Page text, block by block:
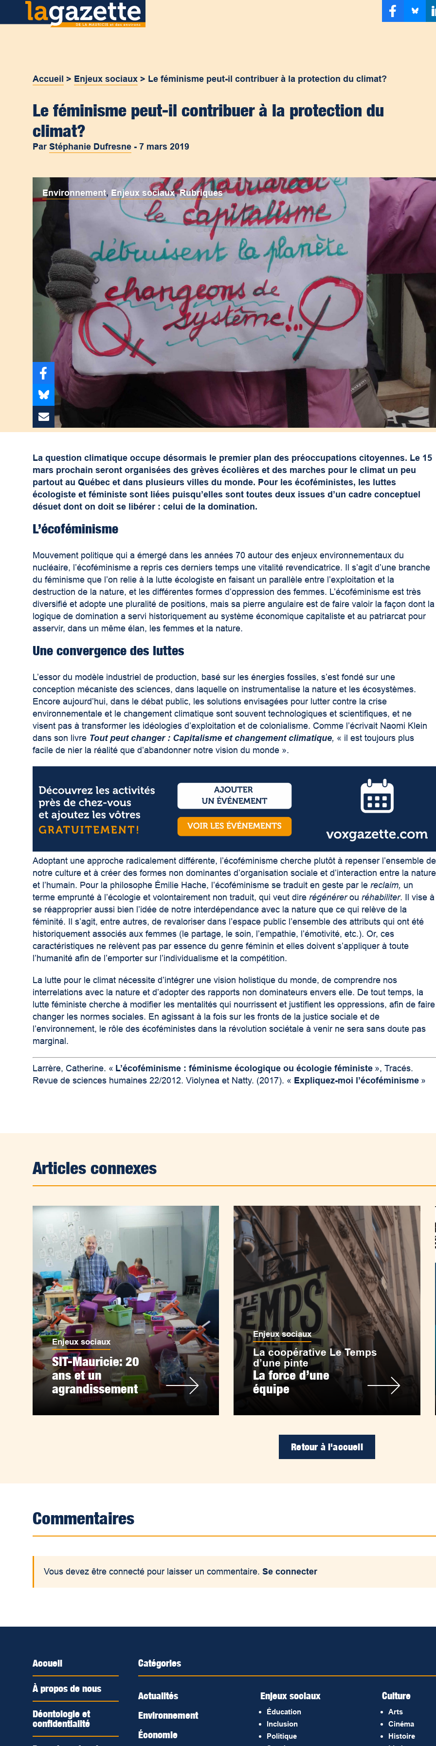
Accueil > Enjeux sociaux > Le féminisme peut-il contribuer à la protection du climat?
Le féminisme peut-il contribuer à la protection du
climat?
ParStéphanie Dufresne -7 mars 2019
Environnement, Enjeux sociaux,Rubriques
La question climatique occupe désormais le premier plan des préoccupations citoyennes. Le 15
mars prochain seront organisées des grèves écolières et des marches pour le climat un peu
partout au Québec et dans plusieurs villes du monde. Pour les écoféministes, les luttes
écologiste et féministe sont liées puisqu’elles sont toutes deux issues d’un cadre conceptuel
désuet dont on doit se libérer : celui de la domination.
L’écoféminisme
Mouvement politique qui a émergé dans les années 70 autour des enjeux environnementaux du
nucléaire, l’écoféminisme a repris ces derniers temps une vitalité revendicatrice. Il s’agit d’une branche
du féminisme que l’on relie à la lutte écologiste en faisant un parallèle entre l’exploitation et la
destruction de la nature, et les différentes formes d’oppression des femmes. L’écoféminisme est très
diversifié et adopte une pluralité de positions, mais sa pierre angulaire est de faire valoir la façon dont la
logique de domination a servi historiquement au système économique capitaliste et au patriarcat pour
asservir, dans un même élan, les femmes et la nature.
Une convergence des luttes
L’essor du modèle industriel de production, basé sur les énergies fossiles, s’est fondé sur une
conception mécaniste des sciences, dans laquelle on instrumentalise la nature et les écosystèmes.
Encore aujourd’hui, dans le débat public, les solutions envisagées pour lutter contre la crise
environnementale et le changement climatique sont souvent technologiques et scientifiques, et ne
visent pas à transformer les idéologies d’exploitation et de colonialisme. Comme l’écrivait Naomi Klein
dans son livre Tout peut changer : Capitalisme et changement climatique, « il est toujours plus
facile de nier la réalité que d’abandonner notre vision du monde ».
Adoptant une approche radicalement différente, l’écoféminisme cherche plutôt à repenser l’ensemble de
notre culture et à créer des formes non dominantes d’organisation sociale et d’interaction entre la nature
et l’humain. Pour la philosophe Émilie Hache, l’écoféminisme se traduit en geste par lereclaim, un
terme emprunté à l’écologie et volontairement non traduit, qui veut direrégénérerouréhabiliter. Il vise à
se réapproprier aussi bien l’idée de notre interdépendance avec la nature que ce qui relève de la
féminité. Il s’agit, entre autres, de revaloriser dans l’espace public l’ensemble des attributs qui ont été
historiquement associés aux femmes (le partage, le soin, l’empathie, l’émotivité, etc.). Or, ces
caractéristiques ne relèvent pas par essence du genre féminin et elles doivent s’appliquer à toute
l’humanité afin de l’emporter sur l’individualisme et la compétition.
La lutte pour le climat nécessite d’intégrer une vision holistique du monde, de comprendre nos
interrelations avec la nature et d’adopter des rapports non dominateurs envers elle. De tout temps, la
lutte féministe cherche à modifier les mentalités qui nourrissent et justifient les oppressions, afin de faire
changer les normes sociales. En agissant à la fois sur les fronts de la justice sociale et de
l’environnement, le rôle des écoféministes dans la révolution sociétale à venir ne sera sans doute pas
marginal.
Larrère, Catherine. « L’écoféminisme : féminisme écologique ou écologie féministe », Tracés.
Revue de sciences humaines 22/2012. Violynea et Natty. (2017). « Expliquez-moi l’écoféminisme »
Articles connexes
Enjeux sociaux
SIT-Mauricie: 20
ans et un
agrandissement
Enjeux sociaux
La coopérative Le Temps
d’une pinte
La force d’une
équipe
Retour à l'accueil
Commentaires
Vous devez être connecté pour laisser un commentaire.Se connecter
Accueil
À propos de nous
Déontologie et
confidentialité
Catégories
Actualités
Environnement
Économie
Enjeux sociaux
Éducation
Inclusion
Politique
Culture
Arts
Cinéma
Histoire